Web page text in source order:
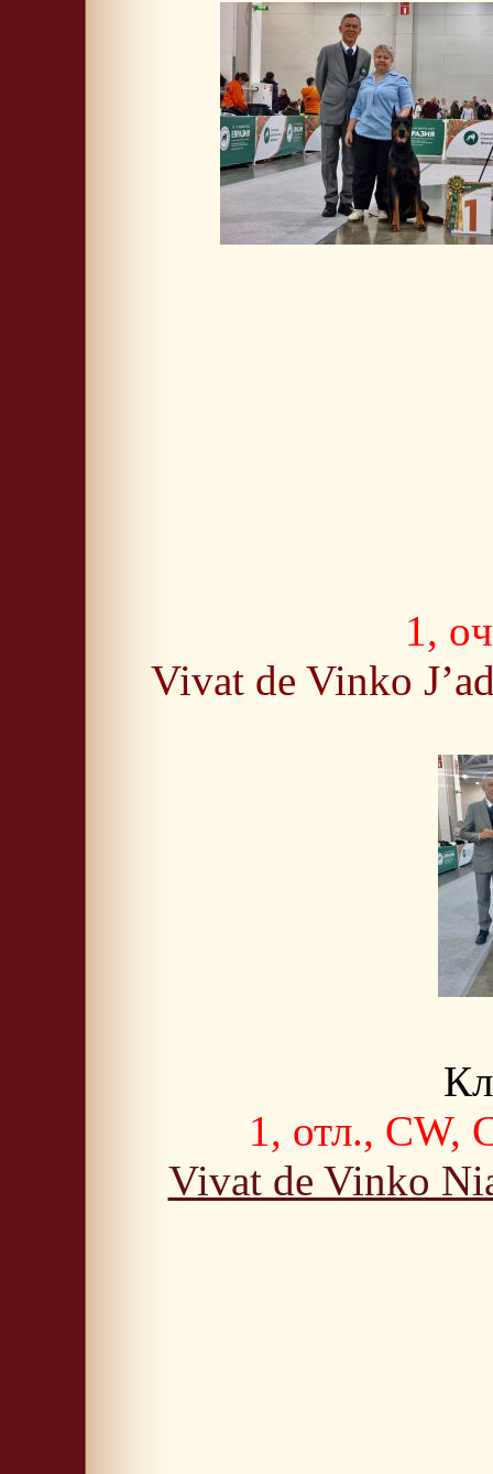
1,
Vivat de Vinko
1, отл., CW,
Vivat de Vinko